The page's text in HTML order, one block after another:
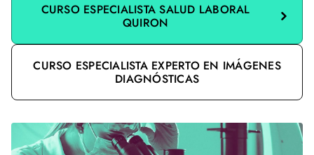
CURSO ESPECIALISTA SALUD LABORAL
QUIRON
CURSO ESPECIALISTA EXPERTO EN IMÁGENES
DIAGNÓSTICAS